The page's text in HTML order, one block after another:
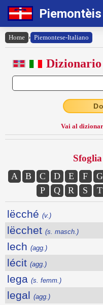
Piemontèis
Home › Piemontese-Italiano
Dizionario
Vai al
A B C D E F G
P
Q R S T
lëcché (v.)
lëcchet (s. masch.)
lech (agg.)
lécit (agg.)
lega (s. femm.)
legal (agg.)